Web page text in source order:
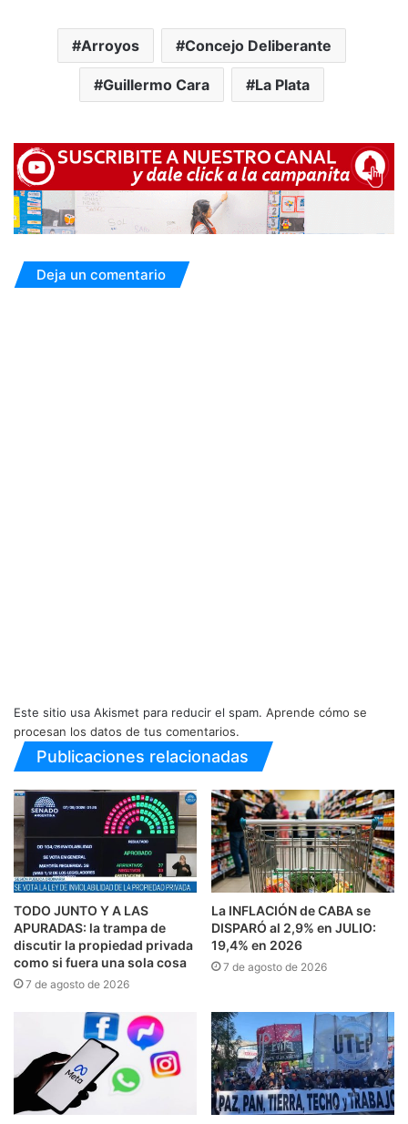
Arroyos Concejo Deliberante
Guillermo Cara La Plata
Deja un comentario
Este sitio usa Akismet para reducir el spam. Aprende cómo se
procesan los datos de tus comentarios.
Publicaciones relacionadas
TODO JUNTO Y A LAS
APURADAS: la trampa de
discutir la propiedad privada
como si fuera una sola cosa
7 de agosto de 2026
La INFLACIÓN de CABA se
DISPARÓ al 2,9% en JULIO:
19,4% en 2026
7 de agosto de 2026